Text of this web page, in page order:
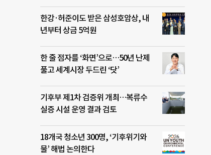
한강·허준이도 받은 삼성호암상, 내
년부터 상금 5억원
한 줄 점자를 ‘화면’으로…50년 난제
풀고 세계시장 두드린 ‘닷’
기후부 제1차 검증위 개최…복류수
실증 시설 운영 결과 검토
18개국 청소년 300명, ‘기후위기와
물’ 해법 논의한다